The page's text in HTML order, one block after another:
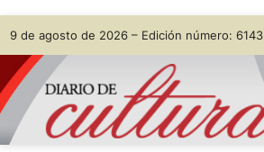
Saltar
al
contenido
Skip
to
content
9 de agosto de 2026 – Edición número: 6143